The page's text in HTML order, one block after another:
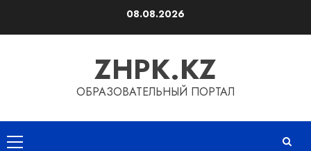
08.08.2026
ZHPK.KZ
ОБРАЗОВАТЕЛЬНЫЙ ПОРТАЛ
Основное